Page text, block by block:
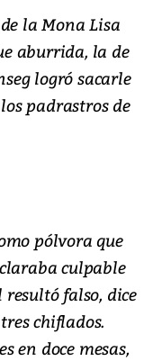
la Mona Lisa
aburrida, la de
logró sacarle
padrastros de
pólvora que
culpable
falso, dice
chiflados.
en doce mesas,